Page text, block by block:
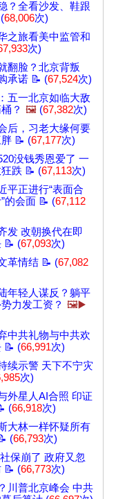
？全看沙发、鞋跟
68,006次)
之旅看美中监管和
次)
翻脸？北京背叛
承诺 📝 (67,524次)
五一北京如临大敌
？ 🖼️ (67,382次)
后，习老大缘何要
📝 (67,177次)
没钱秀恩爱了 一
跌 📝 (67,113次)
平正进行“表面合
的会面 📝 (67,112
发 改朝换代在即
📝 (67,093次)
革情结 📝 (67,082
年轻人谋反？躺平
力发工资？ 🖼️▶️
中共礼物与中共欢
📝 (66,991次)
续示警 天下不宁灾
次)
外星人AI合照 印证
(66,918次)
大林一样怀疑所有
(66,793次)
保崩了 政府又忽
📝 (66,773次)
川普北京峰会 中共